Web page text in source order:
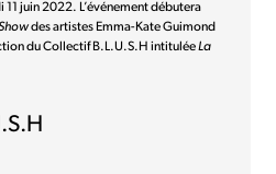
11 juin 2022. L’événement débutera
des artistes Emma-Kate Guimond
du Collectif B.L.U.S.H intituléeLa